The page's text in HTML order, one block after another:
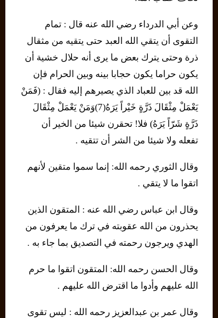
وعن أبي الدرداء رضي الله عنه قال : تمام
التقوى أن يتقي الله العبد حتى يتقيه من مثقال
ذرة وحتى يترك بعض ما يرى أنه حلال خشية أن
يكون حراما يكون حجابا بينه وبين الحرام فإن
الله قد بين للعباد الذي يصيرهم إليه فقال : (فَمَنْ
يَعْمَلْ مِثْقَالَ ذَرَّةٍ خَيْراً يَرَهُ(7)وَمَنْ يَعْمَلْ مِثْقَالَ
ذَرَّةٍ شَرّاً يَرَهُ) فلا! تحقرن شيئا من الخير أن
تفعله ولا شيئا من الشر أن تتقيه .
وقال الثوري رحمه الله: إنما سموا متقين لأنهم
اتقوا ما لا يتقي .
وقال ابن عباس رضي الله عنه : المتقون الذين
يحذرون من الله عقوبته في ترك ما يعرفون من
الهدي ويرجون رحمته في التصديق بما جاء به .
وقال الحسن رحمه الله: المتقون اتقوا ما حرم
الله عليهم وأدوا ما اقترض الله عليهم .
وقال عمر بن عبدالعزيز رحمه الله : ليس تقوى